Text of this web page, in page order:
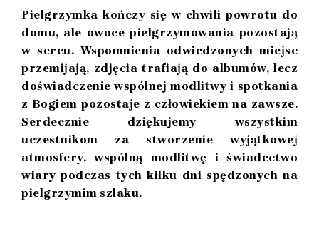
Pielgrzymka kończy się w chwili powrotu do
domu, ale owoce pielgrzymowania pozostają
w sercu. Wspomnienia odwiedzonych miejsc
przemijają, zdjęcia trafiają do albumów, lecz
doświadczenie wspólnej modlitwy i spotkania
z Bogiem pozostaje z człowiekiem na zawsze.
Serdecznie dziękujemy wszystkim
uczestnikom za stworzenie wyjątkowej
atmosfery, wspólną modlitwę i świadectwo
wiary podczas tych kilku dni spędzonych na
pielgrzymim szlaku.